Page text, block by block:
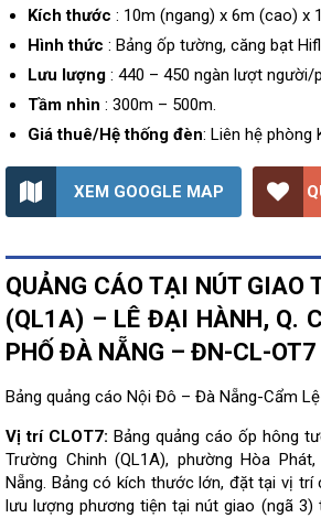
Kích thước : 10m (ngang) x 6m (cao) x
Hình thức : Bảng ốp tường, căng bạt
Lưu lượng : 440 – 450 ngàn lượt người/
Tầm nhìn : 300m – 500m.
Giá thuê/Hệ thống đèn: Liên hệ phòng
XEM GOOGLE MAP
QUẢNG CÁO TẠI NÚT GIAO
(QL1A) – LÊ ĐẠI HÀNH, Q.
PHỐ ĐÀ NẴNG – ĐN-CL-OT7
Bảng quảng cáo Nội Đô – Đà Nẵng-Cẩm
Vị trí CLOT7: Bảng quảng cáo ốp hông
Trường Chinh (QL1A), phường Hòa
Nẵng. Bảng có kích thước lớn, đặt tại vị
lưu lượng phương tiện tại nút giao (ngã 3)